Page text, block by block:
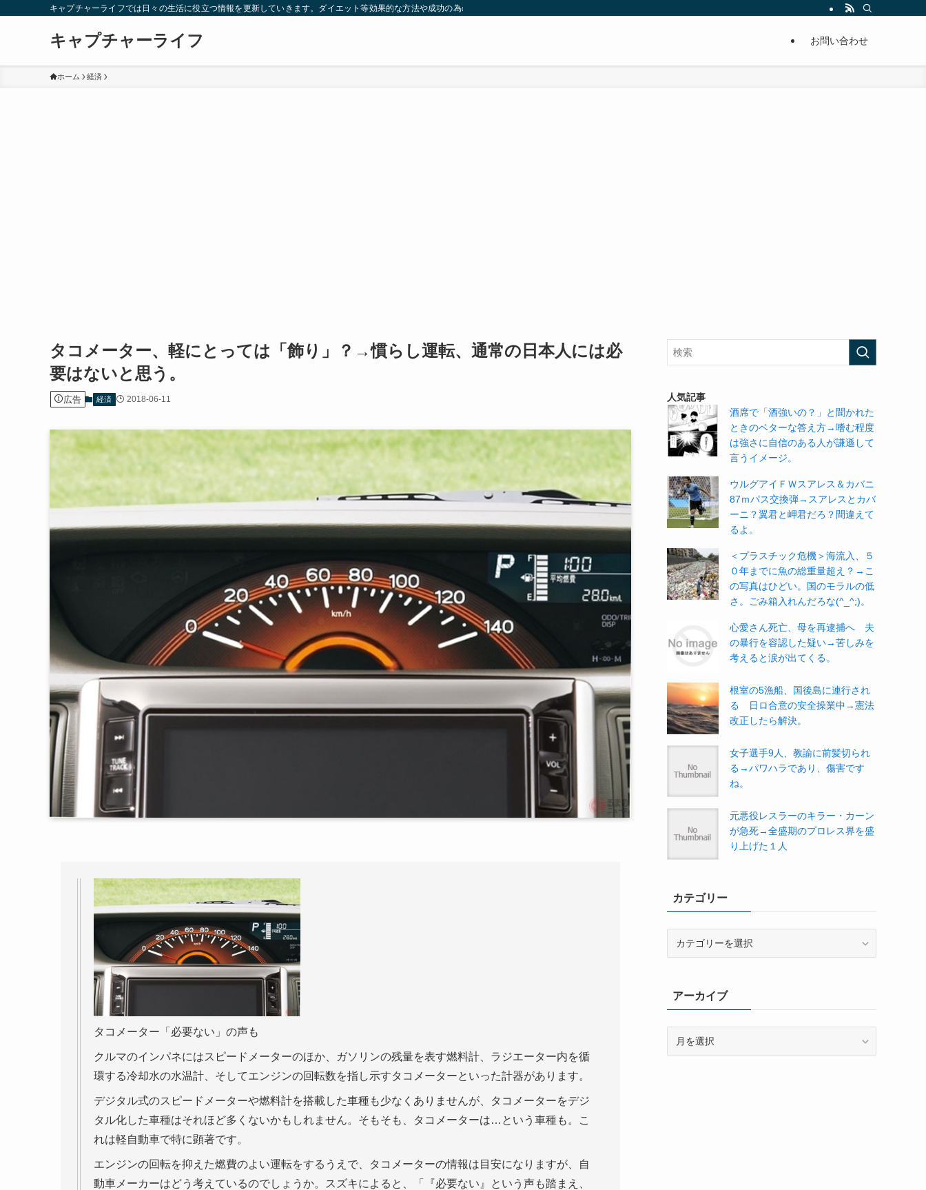
キャプチャーライフでは日々の生活に役立つ情報を更新していきます。ダイエット等効果的な方法や成功の為の秘訣等。太ったり悩んでいる方々が簡単に痩せることが出来るように分かりやすくまとめています。
キャプチャーライフ お問い合わせ
ホーム 経済
タコメーター、軽にとっては「飾り」？→慣らし運転、通常の日本人には必
要はないと思う。
広告 経済 2018-06-11
タコメーター「必要ない」の声も
クルマのインパネにはスピードメーターのほか、ガソリンの残量を表す燃料計、ラジエーター内を循
環する冷却水の水温計、そしてエンジンの回転数を指し示すタコメーターといった計器があります。
デジタル式のスピードメーターや燃料計を搭載した車種も少なくありませんが、タコメーターをデジ
タル化した車種はそれほど多くないかもしれません。そもそも、タコメーターは…という車種も。こ
れは軽自動車で特に顕著です。
エンジンの回転を抑えた燃費のよい運転をするうえで、タコメーターの情報は目安になりますが、自
動車メーカーはどう考えているのでしょうか。スズキによると、「『必要ない』という声も踏まえ、
人気記事
酒席で「酒強いの？」と聞かれた
ときのベターな答え方→嗜む程度
は強さに自信のある人が謙遜して
言うイメージ。
ウルグアイＦＷスアレス＆カバニ
87ｍパス交換弾→スアレスとカバ
ーニ？翼君と岬君だろ？間違えて
るよ。
＜プラスチック危機＞海流入、５
０年までに魚の総重量超え？→こ
の写真はひどい。国のモラルの低
さ。ごみ箱入れんだろな(^_^;)。
心愛さん死亡、母を再逮捕へ 夫
の暴行を容認した疑い→苦しみを
考えると涙が出てくる。
根室の5漁船、国後島に連行され
る 日ロ合意の安全操業中→憲法
改正したら解決。
女子選手9人、教諭に前髪切られ
る→パワハラであり、傷害です
ね。
元悪役レスラーのキラー・カーン
が急死→全盛期のプロレス界を盛
り上げた１人
カテゴリー
ーアーカイブ